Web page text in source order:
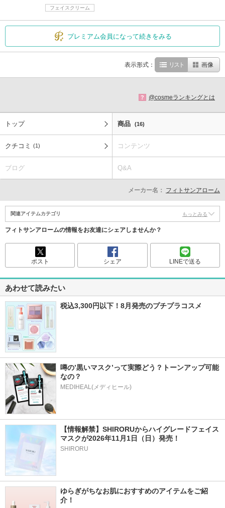
フェイスクリーム
プレミアム会員になって続きをみる
表示形式： リスト 画像
? @cosmeランキングとは
トップ 商品 (16)
クチコミ (1) コンテンツ
ブログ Q&A
メーカー名： フィトサンアローム
関連アイテムカテゴリ もっとみる
フィトサンアロームの情報をお友達にシェアしませんか？
ポスト シェア LINEで送る
あわせて読みたい
税込3,300円以下！8月発売のプチプラコスメ
噂の’黒いマスク’って実際どう？トーンアップ可能
なの？
MEDIHEAL(メディヒール)
【情報解禁】SHIRORUからハイグレードフェイス
マスクが2026年11月1日（日）発売！
SHIRORU
ゆらぎがちなお肌におすすめのアイテムをご紹
介！